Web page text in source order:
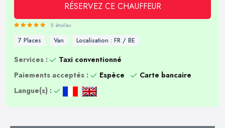
RÉSERVEZ CE CHAUFFEUR
5 étoiles
7 Places Van Localisation : FR / BE
Services :
Taxi conventionné
Paiements acceptés :
Espèce
Carte bancaire
Langue(s) :